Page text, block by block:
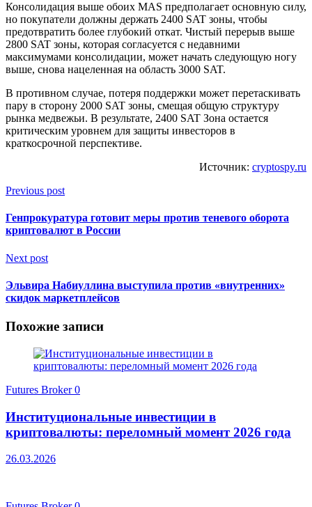
Консолидация выше обоих MAS предполагает основную силу,
но покупатели должны держать 2400 SAT зоны, чтобы
предотвратить более глубокий откат. Чистый перерыв выше
2800 SAT зоны, которая согласуется с недавними
максимумами консолидации, может начать следующую ногу
выше, снова нацеленная на область 3000 SAT.
В противном случае, потеря поддержки может перетаскивать
пару в сторону 2000 SAT зоны, смещая общую структуру
рынка медвежьи. В результате, 2400 SAT Зона остается
критическим уровнем для защиты инвесторов в
краткосрочной перспективе.
Источник: cryptospy.ru
Previous post
Генпрокуратура готовит меры против теневого оборота
криптовалют в России
Next post
Эльвира Набиуллина выступила против «внутренних»
скидок маркетплейсов
Похожие записи
Futures Broker0
Институциональные инвестиции в
криптовалюты: переломный момент 2026 года
26.03.2026